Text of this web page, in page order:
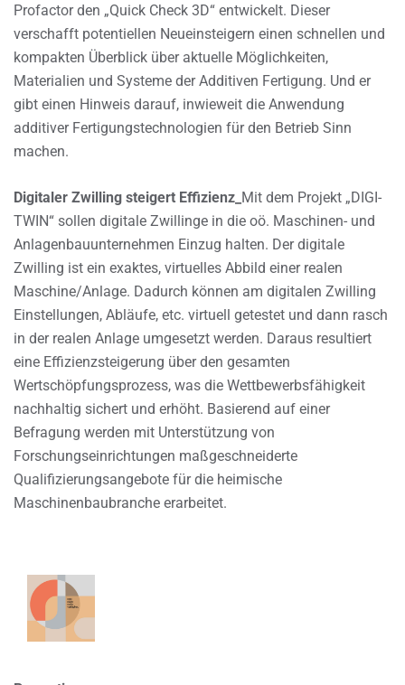
Profactor den „Quick Check 3D“ entwickelt. Dieser
verschafft potentiellen Neueinsteigern einen schnellen und
kompakten Überblick über aktuelle Möglichkeiten,
Materialien und Systeme der Additiven Fertigung. Und er
gibt einen Hinweis darauf, inwieweit die Anwendung
additiver Fertigungstechnologien für den Betrieb Sinn
machen.
Digitaler Zwilling steigert Effizienz_ Mit dem Projekt „DIGI-
TWIN“ sollen digitale Zwillinge in die oö. Maschinen- und
Anlagenbauunternehmen Einzug halten. Der digitale
Zwilling ist ein exaktes, virtuelles Abbild einer realen
Maschine/Anlage. Dadurch können am digitalen Zwilling
Einstellungen, Abläufe, etc. virtuell getestet und dann rasch
in der realen Anlage umgesetzt werden. Daraus resultiert
eine Effizienzsteigerung über den gesamten
Wertschöpfungsprozess, was die Wettbewerbsfähigkeit
nachhaltig sichert und erhöht. Basierend auf einer
Befragung werden mit Unterstützung von
Forschungseinrichtungen maßgeschneiderte
Qualifizierungsangebote für die heimische
Maschinenbaubranche erarbeitet.